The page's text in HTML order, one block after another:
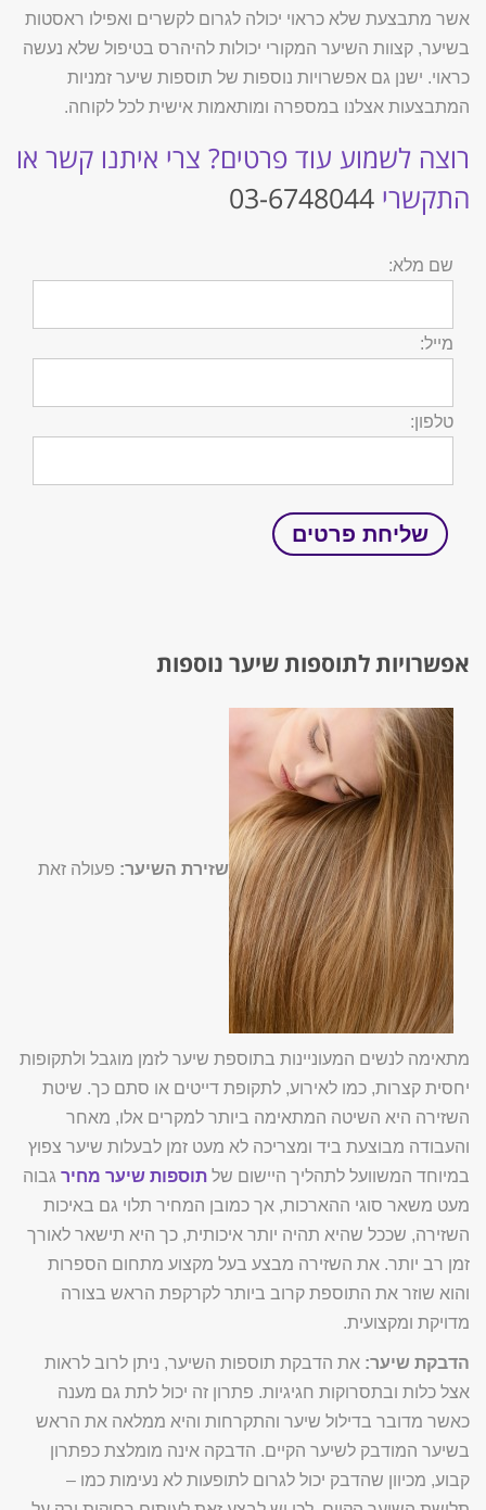
אשר מתבצעת שלא כראוי יכולה לגרום לקשרים ואפילו ראסטות
בשיער, קצוות השיער המקורי יכולות להיהרס בטיפול שלא נעשה
כראוי. ישנן גם אפשרויות נוספות של תוספות שיער זמניות
המתבצעות אצלנו במספרה ומותאמות אישית לכל לקוחה.
רוצה לשמוע עוד פרטים? צרי איתנו קשר או
התקשרי 03-6748044
שם מלא:
מייל:
טלפון:
אפשרויות לתוספות שיער נוספות
שזירת השיער: פעולה זאת
מתאימה לנשים המעוניינות בתוספת שיער לזמן מוגבל ולתקופות
יחסית קצרות, כמו לאירוע, לתקופת דייטים או סתם כך. שיטת
השזירה היא השיטה המתאימה ביותר למקרים אלו, מאחר
והעבודה מבוצעת ביד ומצריכה לא מעט זמן לבעלות שיער צפוץ
במיוחד המשוועל לתהליך היישום של תוספות שיער מחיר גבוה
מעט משאר סוגי ההארכות, אך כמובן המחיר תלוי גם באיכות
השזירה, שככל שהיא תהיה יותר איכותית, כך היא תישאר לאורך
זמן רב יותר. את השזירה מבצע בעל מקצוע מתחום הספרות
והוא שוזר את התוספת קרוב ביותר לקרקפת הראש בצורה
מדויקת ומקצועית.
הדבקת שיער: את הדבקת תוספות השיער, ניתן לרוב לראות
אצל כלות ובתסרוקות חגיגיות. פתרון זה יכול לתת גם מענה
כאשר מדובר בדילול שיער והתקרחות והיא ממלאה את הראש
בשיער המודבק לשיער הקיים. הדבקה אינה מומלצת כפתרון
קבוע, מכיוון שהדבק יכול לגרום לתופעות לא נעימות כמו –